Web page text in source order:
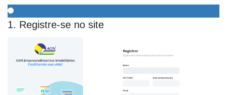
1. Registre-se no site